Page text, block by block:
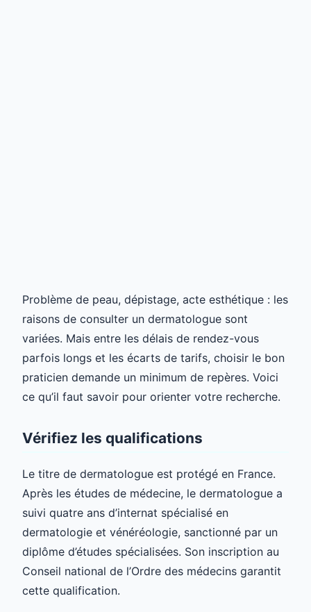
Problème de peau, dépistage, acte esthétique : les
raisons de consulter un dermatologue sont
variées. Mais entre les délais de rendez-vous
parfois longs et les écarts de tarifs, choisir le bon
praticien demande un minimum de repères. Voici
ce qu’il faut savoir pour orienter votre recherche.
Vérifiez les qualifications
Le titre de dermatologue est protégé en France.
Après les études de médecine, le dermatologue a
suivi quatre ans d’internat spécialisé en
dermatologie et vénéréologie, sanctionné par un
diplôme d’études spécialisées. Son inscription au
Conseil national de l’Ordre des médecins garantit
cette qualification.